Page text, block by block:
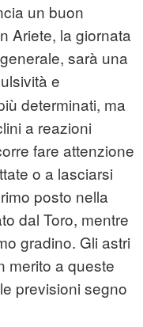
un buon
Ariete, la giornata
sarà una
e
determinati, ma
a reazioni
fare attenzione
o a lasciarsi
posto nella
dal Toro, mentre
gradino. Gli astri
merito a queste
previsioni segno